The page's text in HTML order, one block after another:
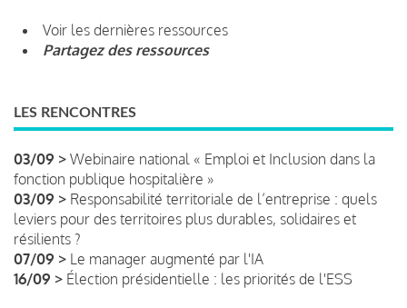
Voir les dernières ressources
Partagez des ressources
LES RENCONTRES
03/09 > Webinaire national « Emploi et Inclusion dans la
fonction publique hospitalière »
03/09 > Responsabilité territoriale de l’entreprise : quels
leviers pour des territoires plus durables, solidaires et
résilients ?
07/09 > Le manager augmenté par l'IA
16/09 > Élection présidentielle : les priorités de l'ESS